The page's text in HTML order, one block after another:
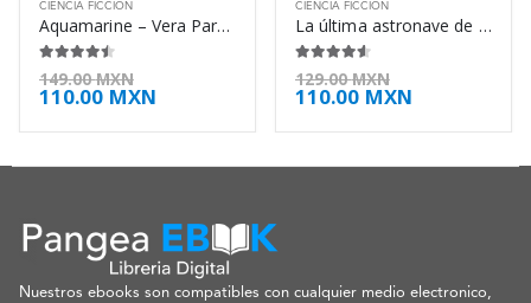
CIENCIA FICCIÓN
Aquamarine – Vera Parkhutik
4.38 de 5
149.00MXN
110.00 MXN
CIENCIA FICCIÓN
La última astronave de la tierra – John Boyd
4.50 de 5
129.00MXN
110.00 MXN
Nuestros ebooks son compatibles con cualquier medio electronico,